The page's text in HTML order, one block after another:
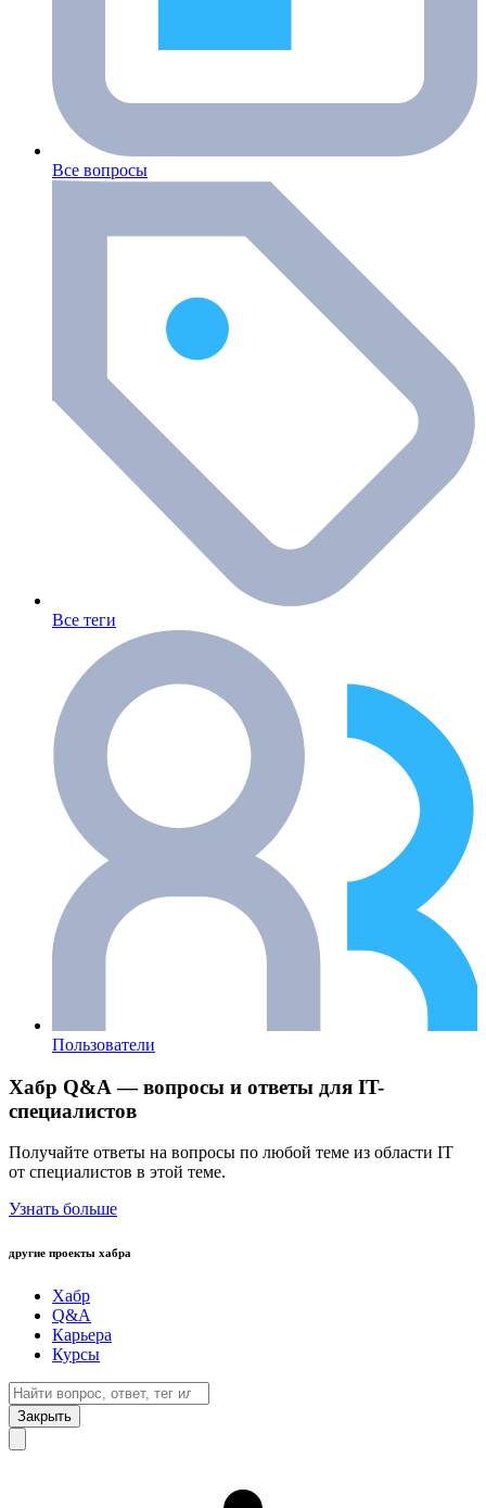
Все вопросы
Все теги
Пользователи
Хабр Q&A — вопросы и ответы для IT-
специалистов
Получайте ответы на вопросы по любой теме из области IT
от специалистов в этой теме.
Узнать больше
другие проекты хабра
Хабр
Q&A
Карьера
Курсы
Закрыть